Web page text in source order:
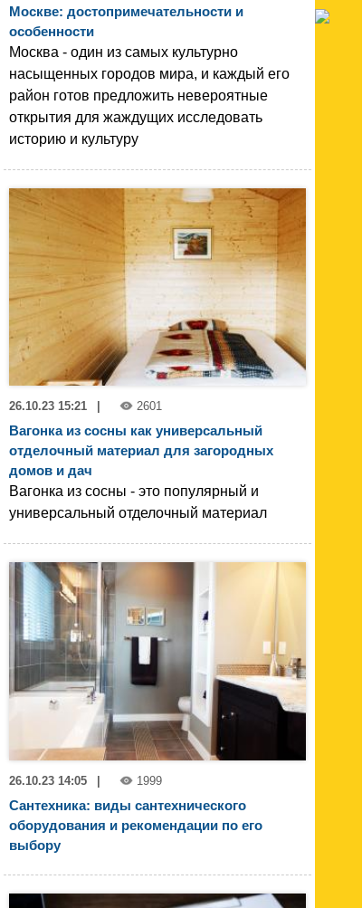
Москве: достопримечательности и
особенности
Москва - один из самых культурно
насыщенных городов мира, и каждый его
район готов предложить невероятные
открытия для жаждущих исследовать
историю и культуру
26.10.23 15:21 2601
Вагонка из сосны как универсальный
отделочный материал для загородных
домов и дач
Вагонка из сосны - это популярный и
универсальный отделочный материал
26.10.23 14:05 1999
Сантехника: виды сантехнического
оборудования и рекомендации по его
выбору